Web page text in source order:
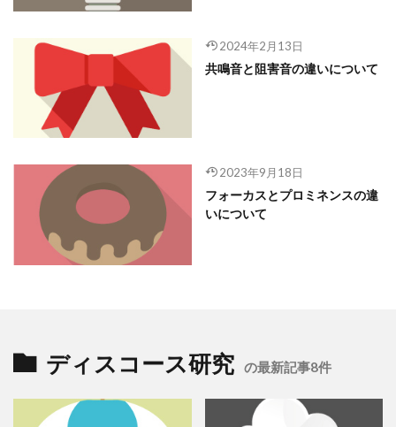
2024年2月13日
共鳴音と阻害音の違いについて
2023年9月18日
フォーカスとプロミネンスの違
いについて
ディスコース研究 の最新記事8件